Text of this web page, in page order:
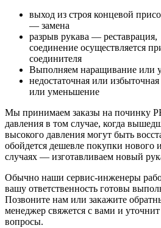
выход из строя концевой
— замена
разрыв рукава — реставрация,
соединение осуществляется
соединителя
Выполняем наращивание или
недостаточная или
или уменьшение
Мы принимаем заказы на починку
давления в том случае, когда
высокого давления могут быть
обойдется дешевле покупки нового
случаях — изготавливаем новый
Обычно наши сервис-инженеры
вашу ответственность готовы
Позвоните нам или закажите
менеджер свяжется с вами и
вопросы.